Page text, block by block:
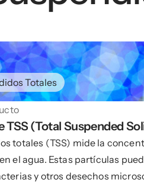
Totales
(Total Suspended
totales (TSS) mide la
el agua. Estas partículas
y otros desechos